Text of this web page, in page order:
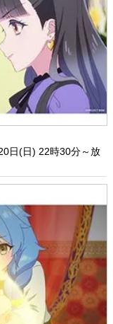
日(日) 22時30分～放